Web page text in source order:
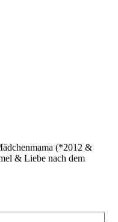
(*2012 &
& Liebe nach dem